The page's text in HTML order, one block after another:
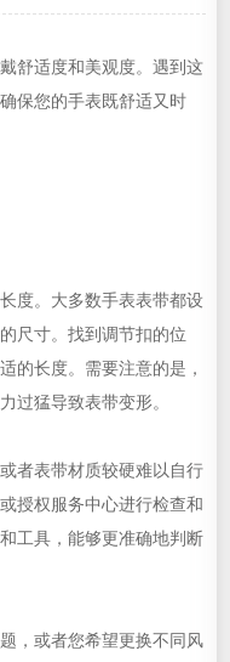
适度和美观度。遇到这
保您的手表既舒适又时
。大多数手表表带都设
尺寸。找到调节扣的位
的长度。需要注意的是，
过猛导致表带变形。
表带材质较硬难以自行
授权服务中心进行检查和
工具，能够更准确地判断
或者您希望更换不同风